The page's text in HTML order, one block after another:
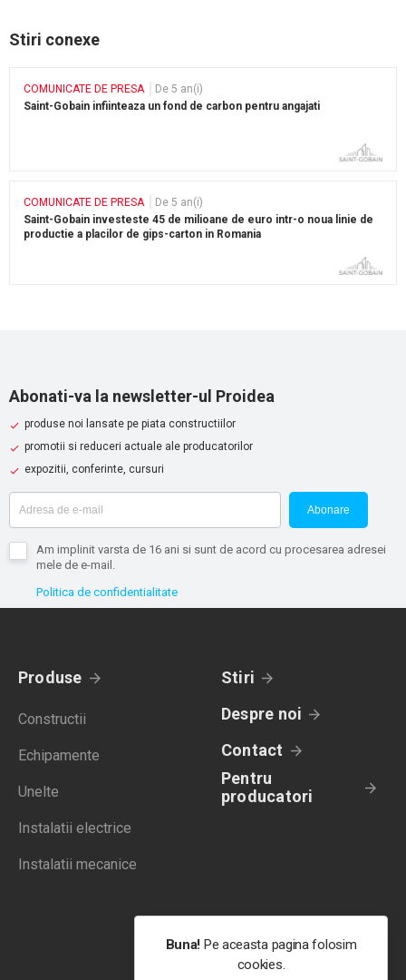
Stiri conexe
COMUNICATE DE PRESA
De 5 an(i)
Saint-Gobain infiinteaza un fond de carbon pentru angajati
COMUNICATE DE PRESA
De 5 an(i)
Saint-Gobain investeste 45 de milioane de euro intr-o noua linie de
productie a placilor de gips-carton in Romania
Abonati-va la newsletter-ul Proidea
produse noi lansate pe piata constructiilor
promotii si reduceri actuale ale producatorilor
expozitii, conferinte, cursuri
Abonare
Am implinit varsta de 16 ani si sunt de acord cu procesarea adresei
mele de e-mail.
Politica de confidentialitate
Produse
Constructii
Echipamente
Unelte
Instalatii electrice
Instalatii mecanice
Stiri
Despre noi
Contact
Pentru
producatori
Buna! Pe aceasta pagina folosim
cookies.